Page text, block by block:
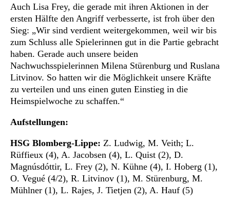
Auch Lisa Frey, die gerade mit ihren Aktionen in der
ersten Hälfte den Angriff verbesserte, ist froh über den
Sieg: „Wir sind verdient weitergekommen, weil wir bis
zum Schluss alle Spielerinnen gut in die Partie gebracht
haben. Gerade auch unsere beiden
Nachwuchsspielerinnen Milena Stürenburg und Ruslana
Litvinov. So hatten wir die Möglichkeit unsere Kräfte
zu verteilen und uns einen guten Einstieg in die
Heimspielwoche zu schaffen.“
Aufstellungen:
HSG Blomberg-Lippe: Z. Ludwig, M. Veith; L.
Rüffieux (4), A. Jacobsen (4), L. Quist (2), D.
Magnúsdóttir, L. Frey (2), N. Kühne (4), I. Hoberg (1),
O. Vegué (4/2), R. Litvinov (1), M. Stürenburg, M.
Mühlner (1), L. Rajes, J. Tietjen (2), A. Hauf (5)